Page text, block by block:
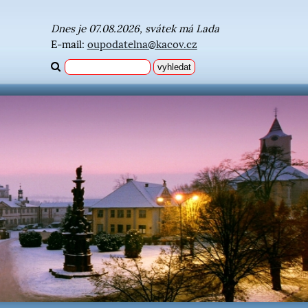
Dnes je 07.08.2026, svátek má Lada
E-mail: oupodatelna@kacov.cz